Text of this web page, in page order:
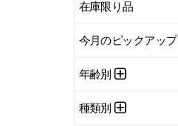
在庫限り品
今月のピックアップ
年齢別
種類別